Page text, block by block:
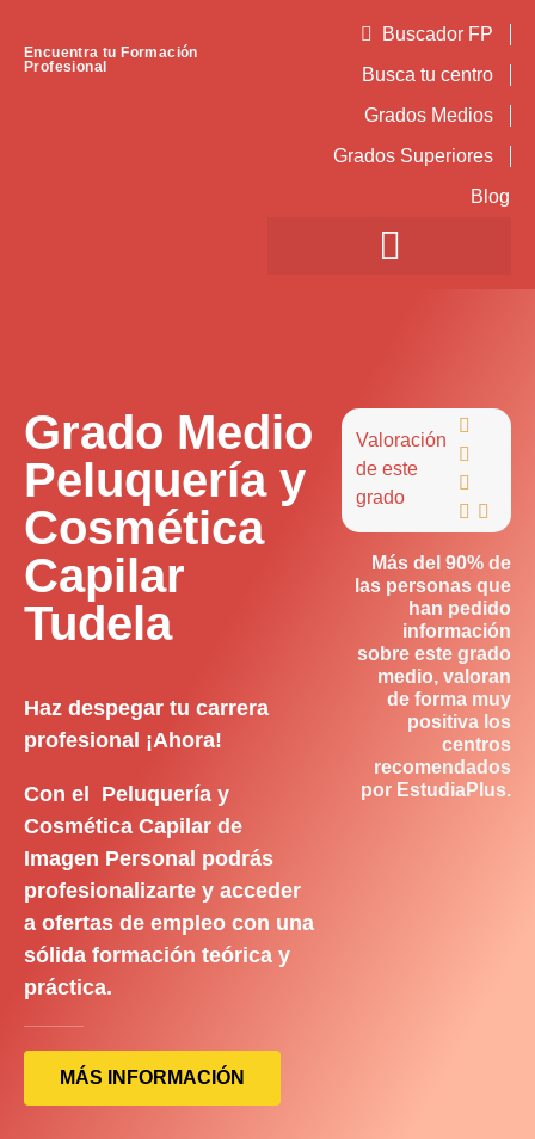
Encuentra tu Formación
Profesional
Buscador FP
Busca tu centro
Grados Medios
Grados Superiores
Blog
Grado Medio
Peluquería y
Cosmética
Capilar
Tudela
Haz despegar tu carrera
profesional ¡Ahora!
Con el Peluquería y
Cosmética Capilar de
Imagen Personal podrás
profesionalizarte y acceder
a ofertas de empleo con una
sólida formación teórica y
práctica.
MÁS INFORMACIÓN
Valoración
de este
grado



 
Más del 90% de
las personas que
han pedido
información
sobre este grado
medio, valoran
de forma muy
positiva los
centros
recomendados
por EstudiaPlus.